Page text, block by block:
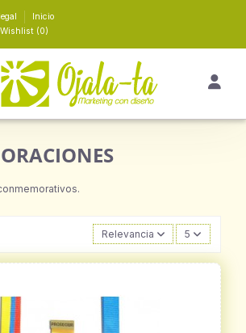
Inicio
Wishlist (0)
Relevancia 5